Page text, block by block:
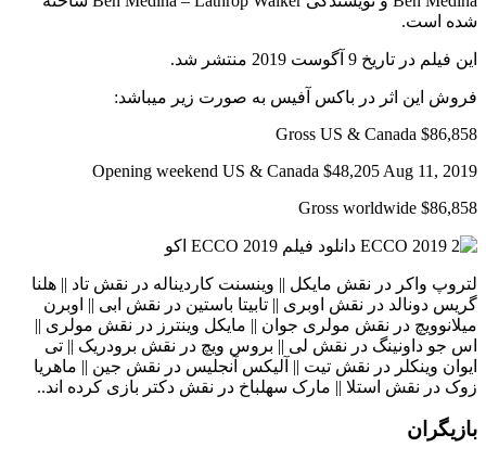
شده است.
این فیلم در تاریخ 9 آگوست 2019 منتشر شد.
فروش این اثر در باکس آفیس به صورت زیر میباشد:
Gross US & Canada $86,858
Opening weekend US & Canada $48,205 Aug 11, 2019
Gross worldwide $86,858
لتروپ واکر در نقش مایکل || وینسنت کاردیناله در نقش تاد || هلنا
گریس دونالد در نقش اوبری || تابیتا باستین در نقش ابی || اوبرن
میلانوویچ در نقش مولری جوان || مایکل وینترز در نقش مولری ||
اس جو داونینگ در نقش لی || بروس ویچ در نقش برودریک || تی
ایوان وینکلر در نقش تیت || آلیکس آنجلیس در نقش جین || ماهریا
زوک در نقش استلا || مارک سهلباخ در نقش دکتر بازی کرده اند..
بازیگران